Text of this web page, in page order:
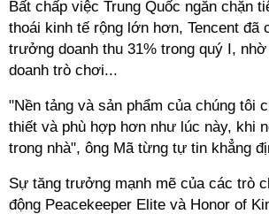
Bất chấp việc Trung Quốc ngăn chặn
thoái kinh tế rộng lớn hơn, Tencent đã
trưởng doanh thu 31% trong quý I,
doanh trò chơi...
"Nền tảng và sản phẩm của chúng tôi
thiết và phù hợp hơn như lúc này, khi
trong nhà", ông Mã từng tự tin khẳng
Sự tăng trưởng mạnh mẽ của các trò
động Peacekeeper Elite và Honor of